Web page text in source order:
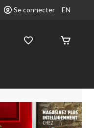
Se connecter EN